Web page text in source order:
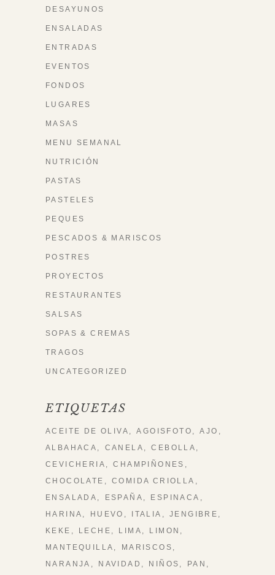
DESAYUNOS
ENSALADAS
ENTRADAS
EVENTOS
FONDOS
LUGARES
MASAS
MENU SEMANAL
NUTRICIÓN
PASTAS
PASTELES
PEQUES
PESCADOS & MARISCOS
POSTRES
PROYECTOS
RESTAURANTES
SALSAS
SOPAS & CREMAS
TRAGOS
UNCATEGORIZED
ETIQUETAS
ACEITE DE OLIVA AGOISFOTO
AJO
ALBAHACA
CANELA
CEBOLLA
CEVICHERIA
CHAMPIÑONES
CHOCOLATE
COMIDA CRIOLLA
ENSALADA
ESPAÑA
ESPINACA
HARINA
HUEVO ITALIA
JENGIBRE
KEKE
LECHE LIMA
LIMON
MANTEQUILLA
MARISCOS
NARANJA
NAVIDAD NIÑOS PAN